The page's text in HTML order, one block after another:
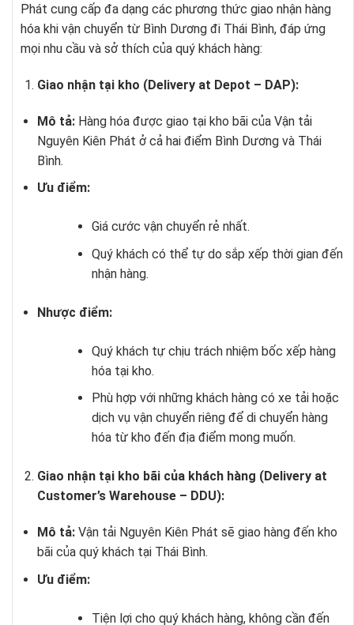
Phát cung cấp đa dạng các phương thức giao nhận hàng
hóa khi vận chuyển từ Bình Dương đi Thái Bình, đáp ứng
mọi nhu cầu và sở thích của quý khách hàng:
Giao nhận tại kho (Delivery at Depot – DAP):
Mô tả:Hàng hóa được giao tại kho bãi của Vận tải
Nguyên Kiên Phát ở cả hai điểm Bình Dương và Thái
Bình.
Ưu điểm:
Giá cước vận chuyển rẻ nhất.
Quý khách có thể tự do sắp xếp thời gian đến
nhận hàng.
Nhược điểm:
Quý khách tự chịu trách nhiệm bốc xếp hàng
hóa tại kho.
Phù hợp với những khách hàng có xe tải hoặc
dịch vụ vận chuyển riêng để di chuyển hàng
hóa từ kho đến địa điểm mong muốn.
Giao nhận tại kho bãi của khách hàng (Delivery at
Customer’s Warehouse – DDU):
Mô tả:Vận tải Nguyên Kiên Phát sẽ giao hàng đến kho
bãi của quý khách tại Thái Bình.
Ưu điểm:
Tiện lợi cho quý khách hàng, không cần đến